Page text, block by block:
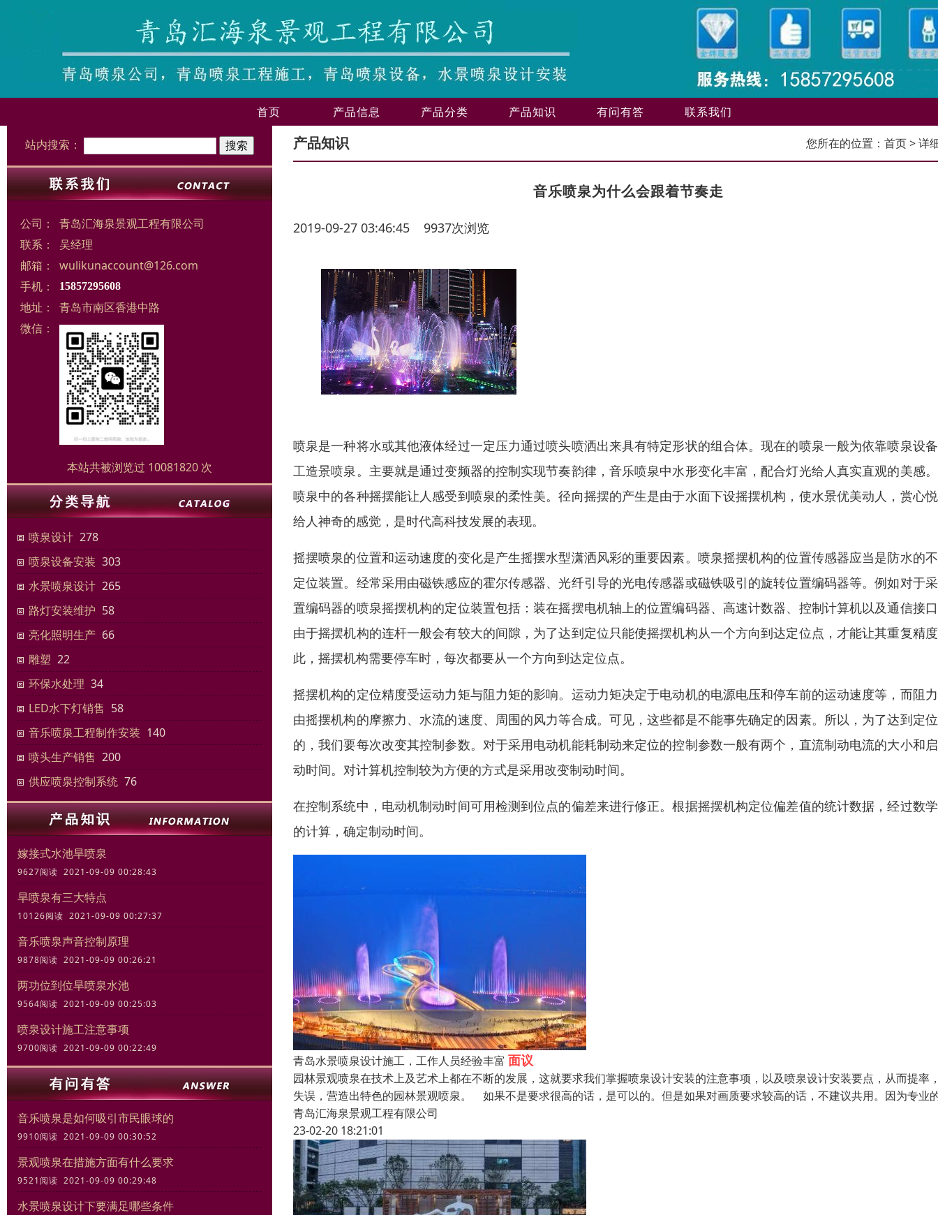
首页 产品信息 产品分类 产品知识 有问有答 联系我们
站内搜索：
公司：
青岛汇海泉景观工程有限公司
联系：
吴经理
邮箱：
wulikunaccount@126.com
手机：
15857295608
地址：
青岛市南区香港中路
微信：
本站共被浏览过 10081820 次
喷泉设计 278
喷泉设备安装 303
水景喷泉设计 265
路灯安装维护 58
亮化照明生产 66
雕塑 22
环保水处理 34
LED水下灯销售 58
音乐喷泉工程制作安装 140
喷头生产销售 200
供应喷泉控制系统 76
嫁接式水池旱喷泉
9627阅读 2021-09-09 00:28:43
旱喷泉有三大特点
10126阅读 2021-09-09 00:27:37
音乐喷泉声音控制原理
9878阅读 2021-09-09 00:26:21
两功位到位旱喷泉水池
9564阅读 2021-09-09 00:25:03
喷泉设计施工注意事项
9700阅读 2021-09-09 00:22:49
音乐喷泉是如何吸引市民眼球的
9910阅读 2021-09-09 00:30:52
景观喷泉在措施方面有什么要求
9521阅读 2021-09-09 00:29:48
水景喷泉设计下要满足哪些条件
产品知识 您所在的位置： 首页> 详
音乐喷泉为什么会跟着节奏走
2019-09-27 03:46:45 9937次浏览
喷泉是一种将水或其他液体经过一定压力通过喷头喷洒出来具有特定形状的组合体。现在的喷泉一般为依靠喷泉设
工造景喷泉。主要就是通过变频器的控制实现节奏韵律，音乐喷泉中水形变化丰富，配合灯光给人真实直观的美感
喷泉中的各种摇摆能让人感受到喷泉的柔性美。径向摇摆的产生是由于水面下设摇摆机构，使水景优美动人，赏心
给人神奇的感觉，是时代高科技发展的表现。
摇摆喷泉的位置和运动速度的变化是产生摇摆水型潇洒风彩的重要因素。喷泉摇摆机构的位置传感器应当是防水的
定位装置。经常采用由磁铁感应的霍尔传感器、光纤引导的光电传感器或磁铁吸引的旋转位置编码器等。例如对于
置编码器的喷泉摇摆机构的定位装置包括：装在摇摆电机轴上的位置编码器、高速计数器、控制计算机以及通信接
由于摇摆机构的连杆一般会有较大的间隙，为了达到定位只能使摇摆机构从一个方向到达定位点，才能让其重复精
此，摇摆机构需要停车时，每次都要从一个方向到达定位点。
摇摆机构的定位精度受运动力矩与阻力矩的影响。运动力矩决定于电动机的电源电压和停车前的运动速度等，而阻
由摇摆机构的摩擦力、水流的速度、周围的风力等合成。可见，这些都是不能事先确定的因素。所以，为了达到定
的，我们要每次改变其控制参数。对于采用电动机能耗制动来定位的控制参数一般有两个，直流制动电流的大小和
动时间。对计算机控制较为方便的方式是采用改变制动时间。
在控制系统中，电动机制动时间可用检测到位点的偏差来进行修正。根据摇摆机构定位偏差值的统计数据，经过数
的计算，确定制动时间。
青岛水景喷泉设计施工，工作人员经验丰富 面议
园林景观喷泉在技术上及艺术上都在不断的发展，这就要求我们掌握喷泉设计安装的注意事项，以及喷泉设计安装要点，从而提率
失误，营造出特色的园林景观喷泉。 如果不是要求很高的话，是可以的。但是如果对画质要求较高的话，不建议共用。因为专业
青岛汇海泉景观工程有限公司
23-02-20 18:21:01